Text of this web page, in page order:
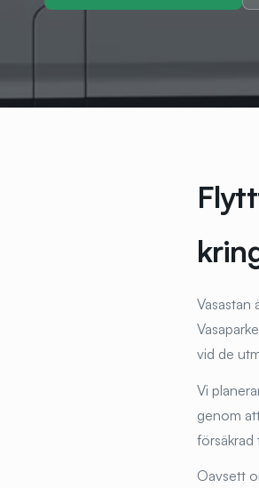
Vasastan
vid de
Vi
genom
försäkrad
Oavsett